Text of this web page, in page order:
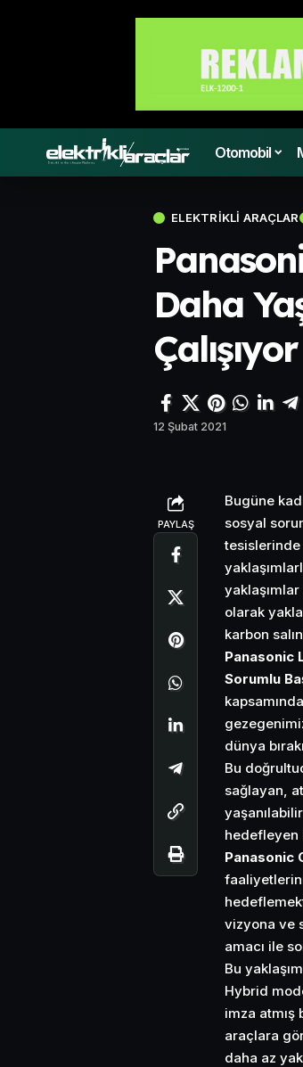
Otomobil
ELEKTRIKLI ARAÇLAR
Daha
Çalışıyor
12 Şubat 2021
PAYLAŞ
Bugüne
sosyal
tesislerinde
olarak
karbon
Panasonic
Sorumlu
dünya
Bu
sağlayan,
hedefleyen
Panasonic
vizyona ve
amacı ile
Bu
Hybrid
imza atmış
araçlara
daha az